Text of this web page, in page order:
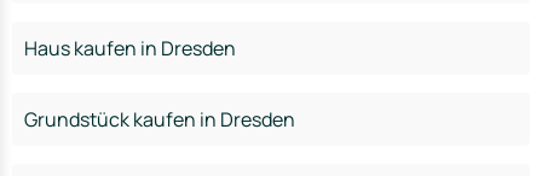
Haus kaufen in Dresden
Grundstück kaufen in Dresden